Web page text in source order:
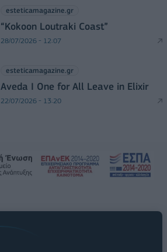
esteticamagazine.gr
“Kokoon Loutraki Coast”
28/07/2026 - 12:07
esteticamagazine.gr
Aveda I One for All Leave in Elixir
22/07/2026 - 13:20